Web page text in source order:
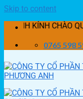
Skip to content
KÍNH CHÀO
0765 598